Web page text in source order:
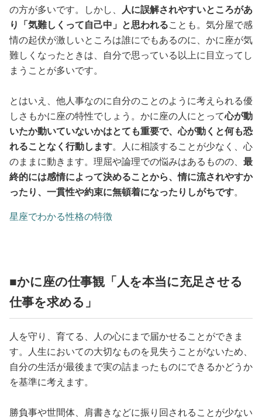
ゲーム
の方が多いです。しかし、
人に誤解されやすいところがあ
り「気難しくって自己中」と思われることも。気分屋で感
情の起伏が激しいところは誰にでもあるのに、かに座が気
難しくなったときは、自分で思っている以上に目立ってし
まうことが多いです。
とはいえ、他人事なのに自分のことのように考えられる優
しさもかに座の特性でしょう。かに座の人にとって心が動
いたか動いていないかはとても重要で、心が動くと何も恐
れることなく行動します。人に相談することが少なく、心
のままに動きます。理屈や論理での悩みはあるものの、 最
終的には感情によって決めることから、情に流されやすか
ったり、一貫性や約束に無頓着になったりしがちです。
星座でわかる性格の特徴
■かに座の仕事観「人を本当に充足させる
仕事を求める」
人を守り、育てる、人の心にまで届かせることができま
す。人生においての大切なものを見失うことがないため、
自分の生活が最後まで実の詰まったものにできるかどうか
を基準に考えます。
勝負事や世間体、肩書きなどに振り回されることが少ない